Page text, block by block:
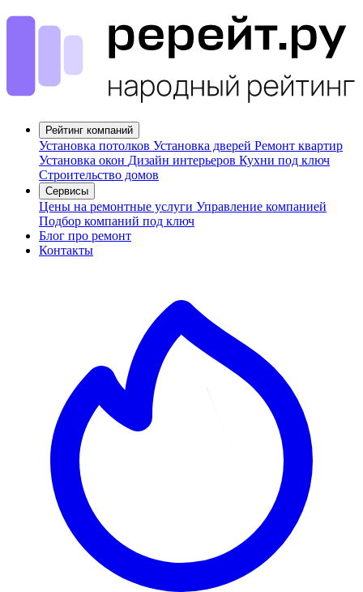
Рейтинг компаний
Установка потолков Установка дверей Ремонт квартир
Установка окон Дизайн интерьеров Кухни под ключ
Строительство домов
Сервисы
Цены на ремонтные услуги Управление компанией
Подбор компаний под ключ
Блог про ремонт
Контакты